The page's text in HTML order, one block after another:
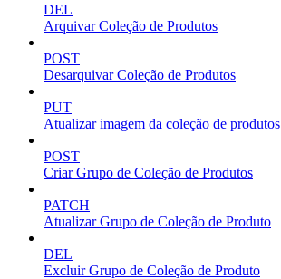
DEL
Arquivar Coleção de Produtos
POST
Desarquivar Coleção de Produtos
PUT
Atualizar imagem da coleção de produtos
POST
Criar Grupo de Coleção de Produtos
PATCH
Atualizar Grupo de Coleção de Produto
DEL
Excluir Grupo de Coleção de Produto